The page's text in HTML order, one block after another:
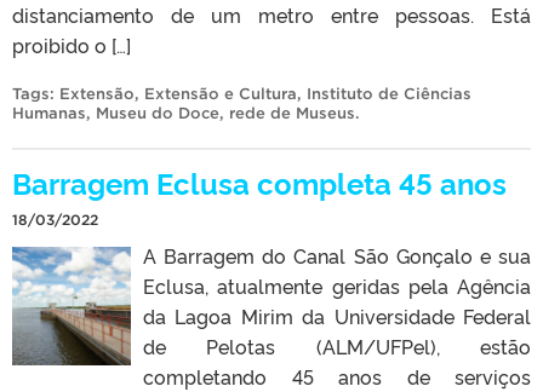
distanciamento de um metro entre pessoas. Está
proibido o […]
Tags: Extensão, Extensão e Cultura, Instituto de Ciências
Humanas, Museu do Doce, rede de Museus.
Barragem Eclusa completa 45 anos
18/03/2022
A Barragem do Canal São Gonçalo e sua
Eclusa, atualmente geridas pela Agência
da Lagoa Mirim da Universidade Federal
de Pelotas (ALM/UFPel), estão
completando 45 anos de serviços